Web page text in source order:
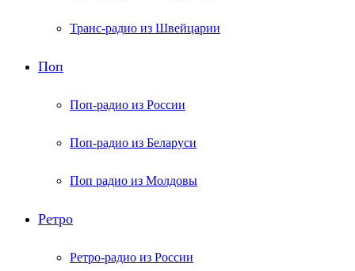
Транс-радио из Швейцарии
Поп
Поп-радио из России
Поп-радио из Беларуси
Поп радио из Молдовы
Ретро
Ретро-радио из России